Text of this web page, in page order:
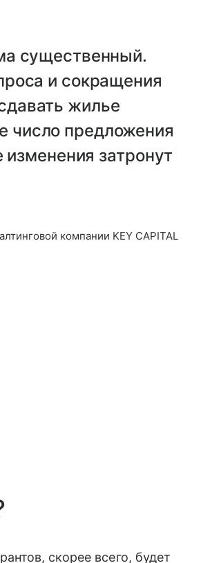
существенный.
и сокращения
жилье
число предложения
изменения затронут
компании KEY CAPITAL
скорее всего, будет